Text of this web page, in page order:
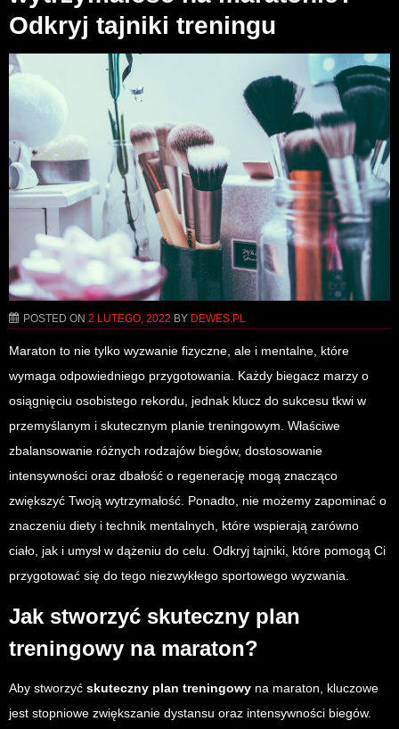
Odkryj tajniki treningu
POSTED ON 2 LUTEGO, 2022 BY DEWES.PL
Maraton to nie tylko wyzwanie fizyczne, ale i mentalne, które
wymaga odpowiedniego przygotowania. Każdy biegacz marzy o
osiągnięciu osobistego rekordu, jednak klucz do sukcesu tkwi w
przemyślanym i skutecznym planie treningowym. Właściwe
zbalansowanie różnych rodzajów biegów, dostosowanie
intensywności oraz dbałość o regenerację mogą znacząco
zwiększyć Twoją wytrzymałość. Ponadto, nie możemy zapominać o
znaczeniu diety i technik mentalnych, które wspierają zarówno
ciało, jak i umysł w dążeniu do celu. Odkryj tajniki, które pomogą Ci
przygotować się do tego niezwykłego sportowego wyzwania.
Jak stworzyć skuteczny plan
treningowy na maraton?
Aby stworzyć skuteczny plan treningowy na maraton, kluczowe
jest stopniowe zwiększanie dystansu oraz intensywności biegów.